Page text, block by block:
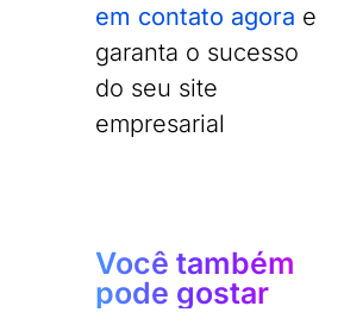
em contato agora e
garanta o sucesso
do seu site
empresarial
Você também
pode gostar